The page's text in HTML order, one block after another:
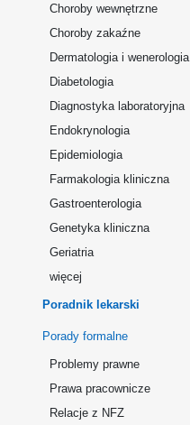
Choroby wewnętrzne
Choroby zakaźne
Dermatologia i wenerologia
Diabetologia
Diagnostyka laboratoryjna
Endokrynologia
Epidemiologia
Farmakologia kliniczna
Gastroenterologia
Genetyka kliniczna
Geriatria
więcej
Poradnik lekarski
Porady formalne
Problemy prawne
Prawa pracownicze
Relacje z NFZ